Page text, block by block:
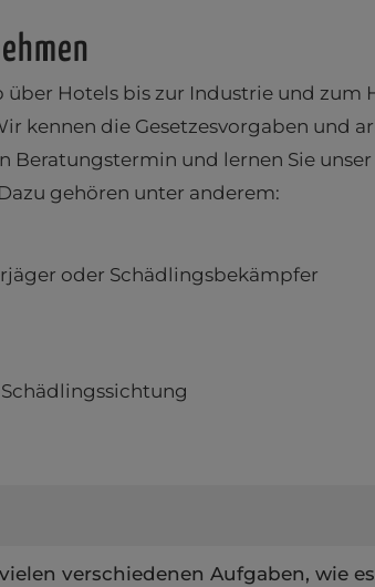
Hotels bis zur Industrie und zum
kennen die Gesetzesvorgaben und
Beratungstermin und lernen Sie
gehören unter anderem:
oder Schädlingsbekämpfer
verschiedenen Aufgaben, wie